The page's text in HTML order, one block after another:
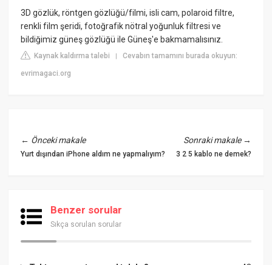
3D gözlük, röntgen gözlüğü/filmi, isli cam, polaroid filtre,
renkli film şeridi, fotoğrafik nötral yoğunluk filtresi ve
bildiğimiz güneş gözlüğü ile Güneş'e bakmamalısınız.
Kaynak kaldırma talebi |Cevabın tamamını burada okuyun:
evrimagaci.org
← Önceki makale
Yurt dışından iPhone aldım ne yapmalıyım?
Sonraki makale→
3 2 5 kablo ne demek?
Benzer sorular
Sıkça sorulan sorular